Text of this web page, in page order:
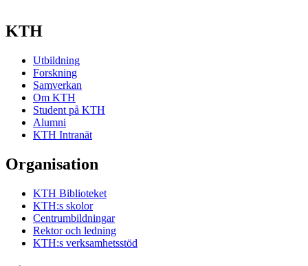
KTH
Utbildning
Forskning
Samverkan
Om KTH
Student på KTH
Alumni
KTH Intranät
Organisation
KTH Biblioteket
KTH:s skolor
Centrumbildningar
Rektor och ledning
KTH:s verksamhetsstöd